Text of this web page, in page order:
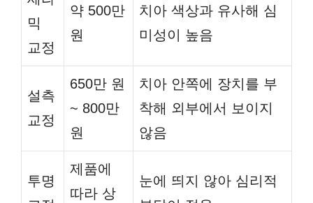
믹
교정
약 500만
원
치아 색상과 유사해 심
미성이 높음
설측
교정
650만 원
~ 800만
원
치아 안쪽에 장치를 부
착해 외부에서 보이지
않음
투명
제품에
따라 상
눈에 띄지 않아 심리적